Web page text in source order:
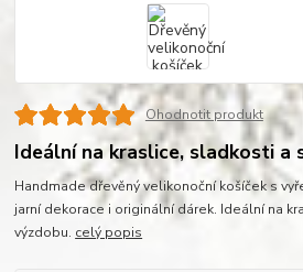
Ohodnotit produkt
Ideální na kraslice, sladkosti a
Handmade dřevěný velikonoční košíček s
jarní dekorace i originální dárek. Ideální na
výzdobu. celý popis